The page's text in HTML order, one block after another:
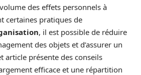
des effets personnels à
certaines pratiques de
, il est possible de réduire
des objets et d’assurer un
article présente des conseils
efficace et une répartition